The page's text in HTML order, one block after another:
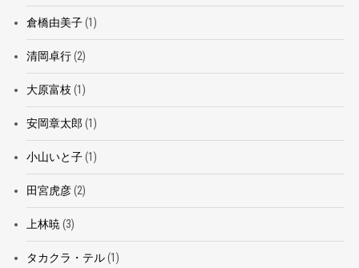
倉橋由美子(1)
清岡卓行(2)
大原富枝 (1)
安岡章太郎 (1)
小山いと子(1)
田宮虎彦(2)
上林暁(3)
タカクラ・テル(1)